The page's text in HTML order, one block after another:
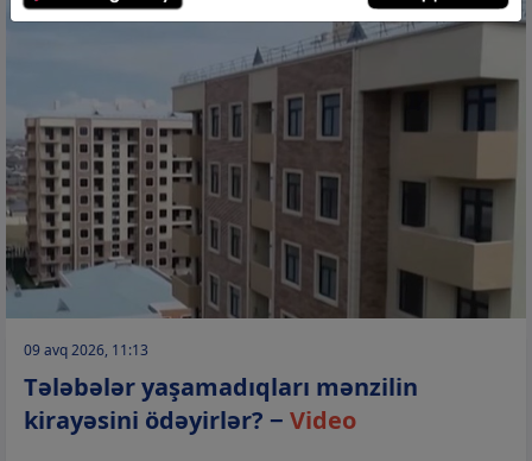
09 avq 2026, 11:13
Tələbələr yaşamadıqları mənzilin
kirayəsini ödəyirlər? − Video